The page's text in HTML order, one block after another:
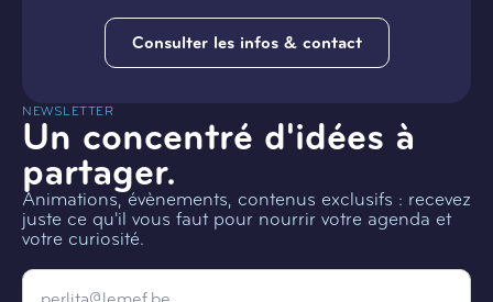
Consulter les infos & contact
NEWSLETTER
Un concentré d'idées à
partager.
Animations, évènements, contenus exclusifs : recevez
juste ce qu'il vous faut pour nourrir votre agenda et
votre curiosité.
Email